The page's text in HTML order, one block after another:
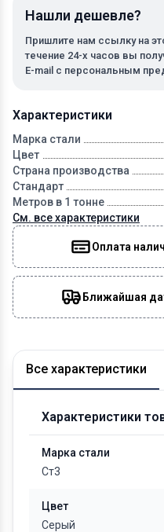
Характеристики
Марка стали
Цвет
Страна производства
Стандарт
Метров в 1 тонне
См. все характеристики
Оплата
Ближайшая
Нашли дешевле?
Пришлите нам ссылку на
течение 24-х часов вы
E-mail с персональным
Все характеристики
Характеристики
Марка стали
Ст3
Цвет
Серый